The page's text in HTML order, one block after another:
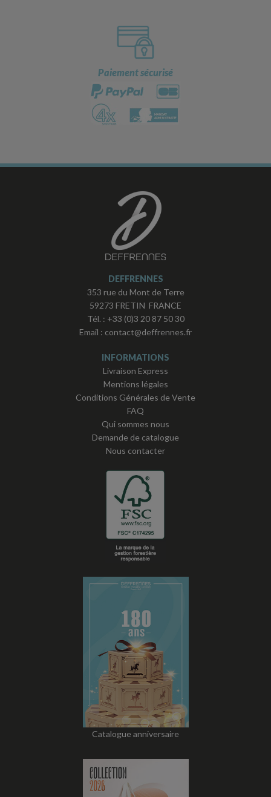
Paiement sécurisé
DEFFRENNES
353 rue du Mont de Terre
59273 FRETIN FRANCE
Tél. : +33 (0)3 20 87 50 30
Email : contact@deffrennes.fr
INFORMATIONS
Livraison Express
Mentions légales
Conditions Générales de Vente
FAQ
Qui sommes nous
Demande de catalogue
Nous contacter
Catalogue anniversaire